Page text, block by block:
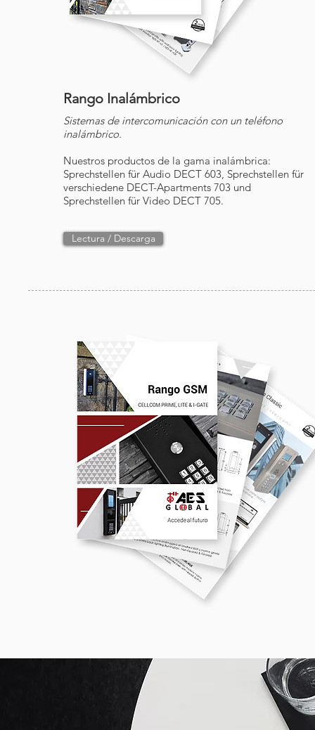
Rango Inalámbrico
Sistemas de intercomunicación con un teléfono
inalámbrico.
Nuestros productos de la gama inalámbrica:
Sprechstellen für Audio DECT 603, Sprechstellen für
verschiedene DECT-Apartments 703 und
Sprechstellen für Video DECT 705.
Lectura / Descarga